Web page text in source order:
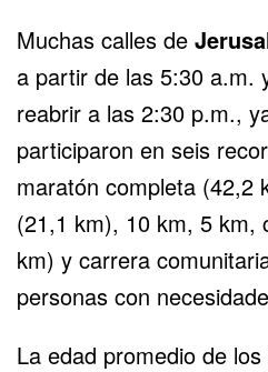
Muchas calles de
a partir de las 5:30 a.m.
reabrir a las 2:30 p.m.,
participaron en seis
maratón completa (42,2
(21,1 km), 10 km, 5 km,
km) y carrera
personas con
La edad promedio de